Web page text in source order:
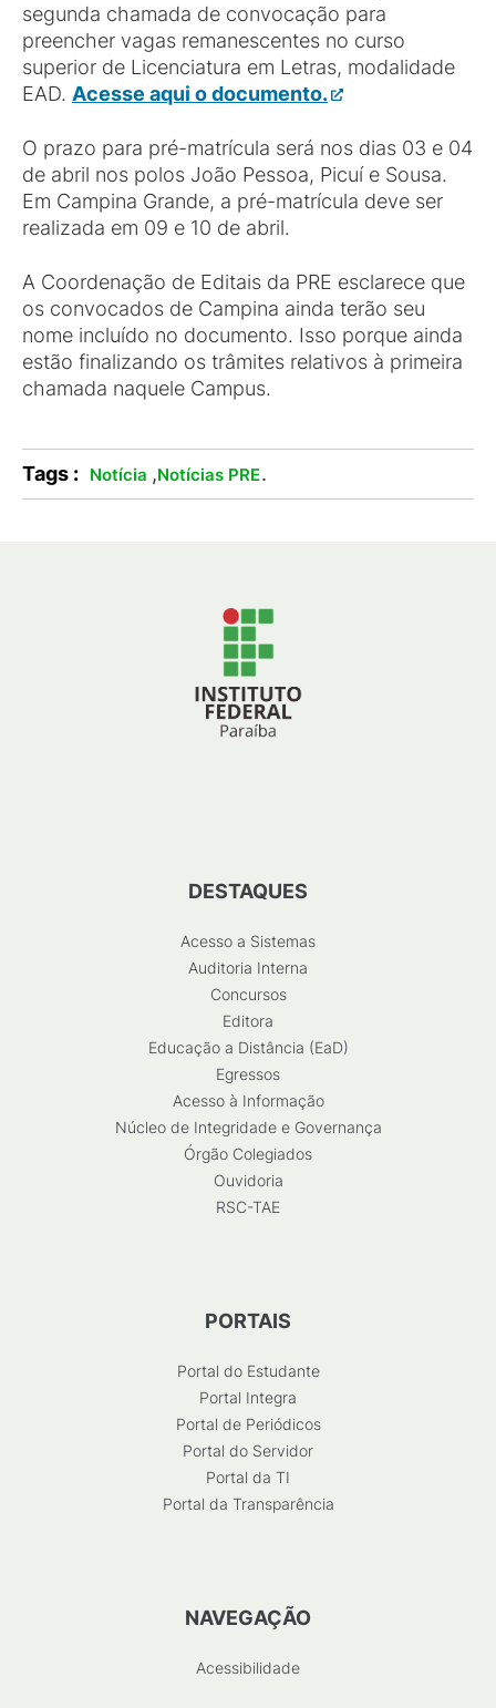
segunda chamada de convocação para
preencher vagas remanescentes no curso
superior de Licenciatura em Letras, modalidade
EAD. Acesse aqui o documento.
O prazo para pré-matrícula será nos dias 03 e 04
de abril nos polos João Pessoa, Picuí e Sousa.
Em Campina Grande, a pré-matrícula deve ser
realizada em 09 e 10 de abril.
A Coordenação de Editais da PRE esclarece que
os convocados de Campina ainda terão seu
nome incluído no documento. Isso porque ainda
estão finalizando os trâmites relativos à primeira
chamada naquele Campus.
Tags : Notícia ,Notícias PRE.
DESTAQUES
Acesso a Sistemas
Auditoria Interna
Concursos
Editora
Educação a Distância (EaD)
Egressos
Acesso à Informação
Núcleo de Integridade e Governança
Órgão Colegiados
Ouvidoria
RSC-TAE
PORTAIS
Portal do Estudante
Portal Integra
Portal de Periódicos
Portal do Servidor
Portal da TI
Portal da Transparência
NAVEGAÇÃO
Acessibilidade